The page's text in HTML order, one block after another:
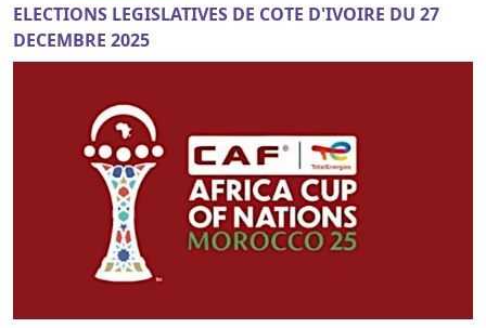
ELECTIONS LEGISLATIVES DE COTE D'IVOIRE DU 27
DECEMBRE 2025